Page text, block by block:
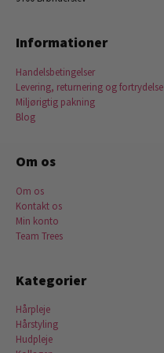
Informationer
Handelsbetingelser
Levering, returnering og fortrydelse
Miljørigtig pakning
Blog
Om os
Om os
Kontakt os
Min konto
Team Trees
Kategorier
Hårpleje
Hårstyling
Hudpleje